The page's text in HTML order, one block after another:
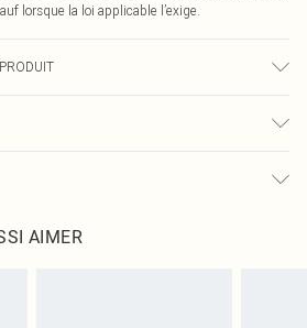
lorsque la loi applicable l’exige.
AIMER